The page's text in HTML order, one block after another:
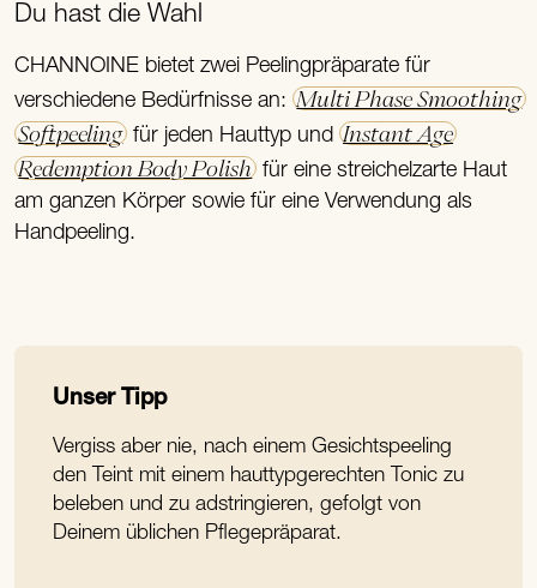
Du hast die Wahl
CHANNOINE bietet zwei Peelingpräparate für
verschiedene Bedürfnisse an:Multi Phase Smoothing
Softpeelingfür jeden Hauttyp und Instant Age
Redemption Body Polishfür eine streichelzarte Haut
am ganzen Körper sowie für eine Verwendung als
Handpeeling.
Unser Tipp
Vergiss aber nie, nach einem Gesichtspeeling
den Teint mit einem hauttypgerechten Tonic zu
beleben und zu adstringieren, gefolgt von
Deinem üblichen Pflegepräparat.